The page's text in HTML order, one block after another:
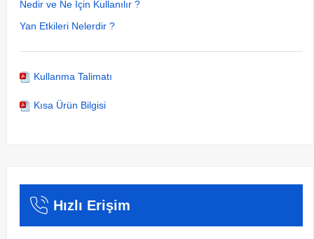
Nedir ve Ne İçin Kullanılır ?
Yan Etkileri Nelerdir ?
Kullanma Talimatı
Kısa Ürün Bilgisi
Hızlı Erişim